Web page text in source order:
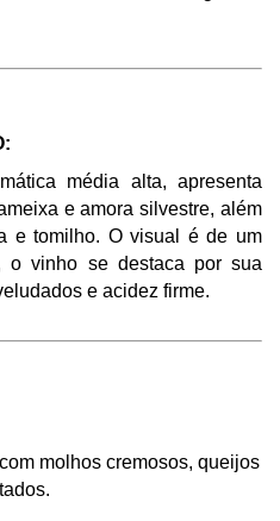
média alta, apresenta
e amora silvestre, além
e tomilho. O visual é de um
o vinho se destaca por sua
e acidez firme.
molhos cremosos, queijos